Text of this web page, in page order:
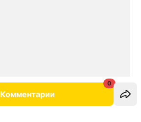
Комментарии
0